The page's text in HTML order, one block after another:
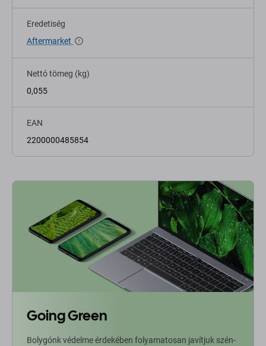
Eredetiség
Aftermarket
Nettó tömeg (kg)
0,055
EAN
2200000485854
Going Green
Bolygónk védelme érdekében folyamatosan javítjuk szén-